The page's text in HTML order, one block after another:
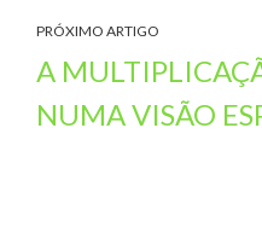
PRÓXIMO ARTIGO
A
NUMA VISÃO